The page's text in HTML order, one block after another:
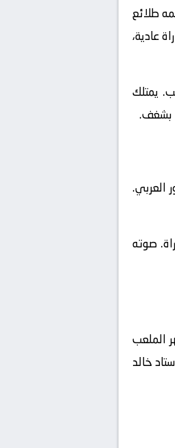
طلائع
عادية،
يمتلك
بشغف.
العربي.
صوته
الملعب
خالد